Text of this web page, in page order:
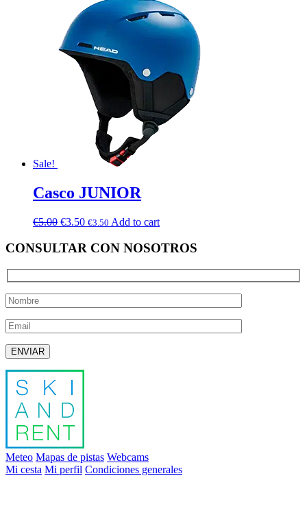
Sale!
Casco JUNIOR
€5.00 €3.50 €3.50 Add to cart
CONSULTAR CON NOSOTROS
Deja este campo vacío.
Meteo Mapas de pistas Webcams
Mi cesta Mi perfil Condiciones generales